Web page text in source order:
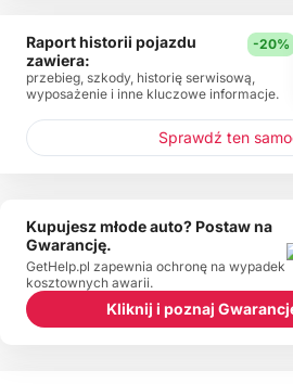
Raport historii pojazdu
zawiera:
-20%
przebieg, szkody, historię serwisową,
wyposażenie i inne kluczowe informacje.
Sprawdź ten
Kupujesz młode auto? Postaw na
Gwarancję.
GetHelp.pl zapewnia ochronę na wypadek
kosztownych awarii.
Kliknij i poznaj